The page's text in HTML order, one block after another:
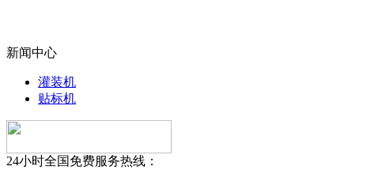
新闻中心
灌装机
贴标机
24小时全国免费服务热线：